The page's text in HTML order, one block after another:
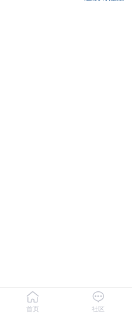
首页 社区